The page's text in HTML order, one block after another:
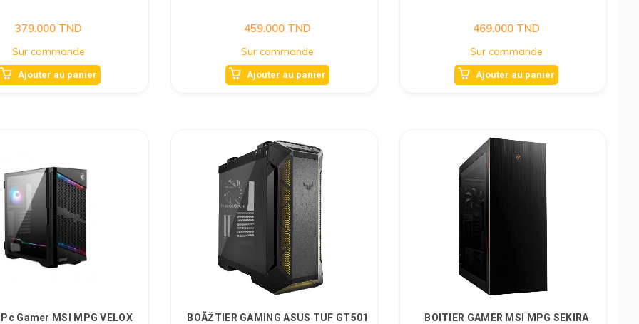
379.000 TND
Sur commande
Ajouter au panier
459.000 TND
Sur commande
Ajouter au panier
469.000 TND
Sur commande
Ajouter au panier
Gamer MSI MPG VELOX
BOÃŽTIER GAMING ASUS TUF GT501
BOITIER GAMER MSI MPG SEKIRA